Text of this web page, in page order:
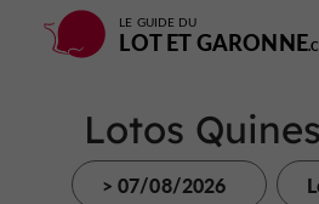
LE GUIDE DU
LOT ET GARONNE
Lotos
> 07/08/2026